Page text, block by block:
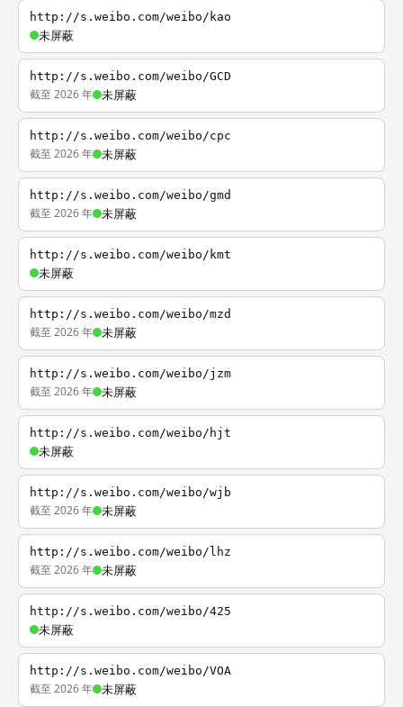
http://s.weibo.com/weibo/kao
未屏蔽
http://s.weibo.com/weibo/GCD
截至 2026 年 未屏蔽
http://s.weibo.com/weibo/cpc
截至 2026 年 未屏蔽
http://s.weibo.com/weibo/gmd
截至 2026 年 未屏蔽
http://s.weibo.com/weibo/kmt
未屏蔽
http://s.weibo.com/weibo/mzd
截至 2026 年 未屏蔽
http://s.weibo.com/weibo/jzm
截至 2026 年 未屏蔽
http://s.weibo.com/weibo/hjt
未屏蔽
http://s.weibo.com/weibo/wjb
截至 2026 年 未屏蔽
http://s.weibo.com/weibo/lhz
截至 2026 年 未屏蔽
http://s.weibo.com/weibo/425
未屏蔽
http://s.weibo.com/weibo/VOA
截至 2026 年 未屏蔽